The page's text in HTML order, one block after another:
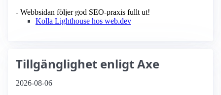
- Webbsidan följer god SEO-praxis fullt ut!
Kolla Lighthouse hos web.dev
Tillgänglighet enligt Axe
2026-08-06